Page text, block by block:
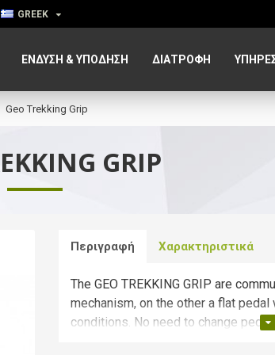
GREEK
ΈΝΔΥΣΗ & ΥΠΌΔΗΣΗ ΔΙΑΤΡΟΦΉ
Geo Trekking Grip
GRIP
Περιγραφή Χαρακτηριστικά
The GEO TREKKING GRIP are
mechanism, on the other a flat
conditions. No need to change